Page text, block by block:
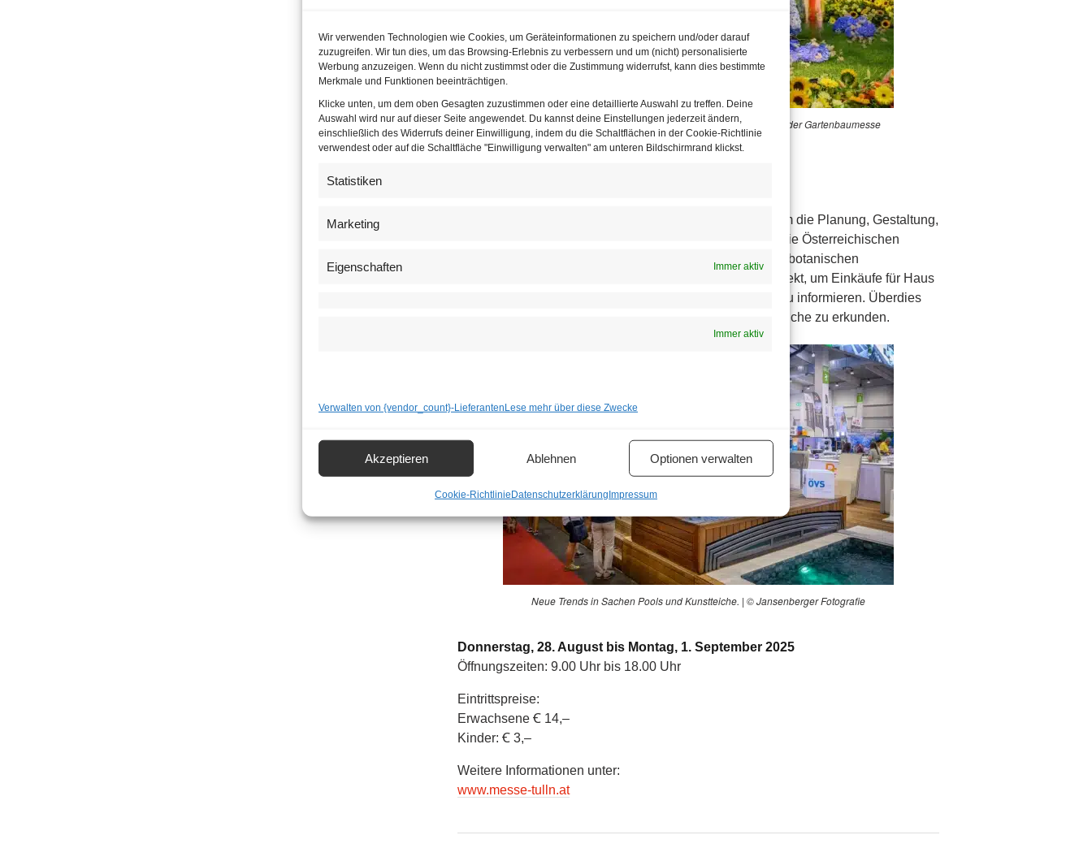
Wir verwenden Technologien wie Cookies, um Geräteinformationen zu speichern und/oder darauf
zuzugreifen. Wir tun dies, um das Browsing-Erlebnis zu verbessern und um (nicht) personalisierte
Werbung anzuzeigen. Wenn du nicht zustimmst oder die Zustimmung widerrufst, kann dies bestimmte
Merkmale und Funktionen beeinträchtigen.
Klicke unten, um dem oben Gesagten zuzustimmen oder eine detaillierte Auswahl zu treffen. Deine
Auswahl wird nur auf dieser Seite angewendet. Du kannst deine Einstellungen jederzeit ändern,
einschließlich des Widerrufs deiner Einwilligung, indem du die Schaltflächen in der Cookie-Richtlinie
verwendest oder auf die Schaltfläche "Einwilligung verwalten" am unteren Bildschirmrand klickst.
Statistiken
Marketing
Eigenschaften Immer aktiv
Immer aktiv
Verwalten von {vendor_count}-LieferantenLese mehr über diese Zwecke
Akzeptieren Ablehnen Optionen verwalten
Cookie-RichtlinieDatenschutzerklärungImpressum
Shows der niederösterreichischen Floristen sind ein Fixpunkt der Gartenbaumesse
Tulln. | © Jansenberger Fotografie
Hier findet man die besten Tipps und Anregungen rund um die Planung, Gestaltung,
an einem Ort. Auch die Österreichischen
Bundesgärten geben wieder spannende Einblicke in ihre botanischen
Sammlungen. Die Gartenbaumesse Tulln eignet sich perfekt, um Einkäufe für Haus
und Garten zu erledigen und sich über Messeneuheiten zu informieren. Überdies
gibt es die neuesten Trends in Sachen Pools und Kunstteiche zu erkunden.
Neue Trends in Sachen Pools und Kunstteiche. | © Jansenberger Fotografie
Donnerstag, 28. August bis Montag, 1. September 2025
Öffnungszeiten: 9.00 Uhr bis 18.00 Uhr
Eintrittspreise:
Erwachsene Ꞓ 14,–
Kinder: Ꞓ 3,–
Weitere Informationen unter:
www.messe-tulln.at